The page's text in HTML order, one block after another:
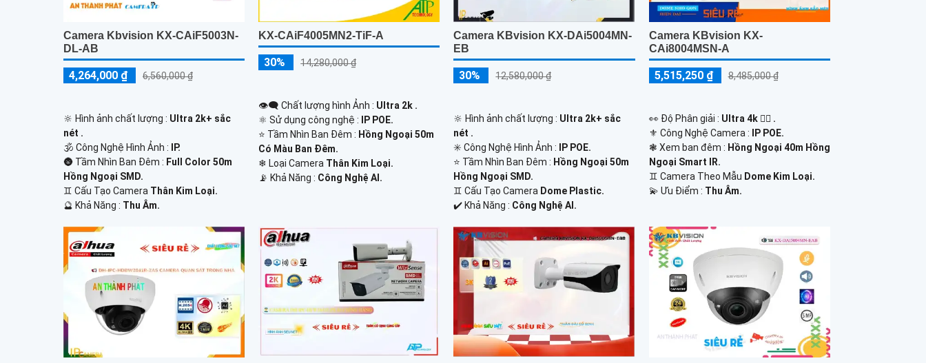
Camera Kbvision KX-CAiF5003N-
DL-AB
4,264,000 ₫ 6,560,000 ₫
🔆 Hình ảnh chất lượng : Ultra 2k+ sắc
nét .
🕉️ Công Nghệ Hình Ảnh :
IP.
🌚 Tầm Nhìn Ban Đêm : Full Color 50m
Hồng Ngoại SMD.
♊ Cấu Tạo Camera Thân Kim Loại.
️🔮 Khả Năng : Thu Âm.
KX-CAiF4005MN2-TiF-A
30% 14,280,000 ₫
👁️‍🗨 Chất lượng hình Ảnh : Ultra 2k .
⚛️ Sử dụng công nghệ :
IP POE.
⭐ Tầm Nhìn Ban Đêm : Hồng Ngoại 50m
Có Màu Ban Đêm.
❄ Loại Camera Thân Kim Loại.
️📡 Khả Năng : Công Nghệ AI.
Camera KBvision KX-DAi5004MN-
EB
30% 12,580,000 ₫
🔆 Hình ảnh chất lượng : Ultra 2k+ sắc
nét .
✳️ Công Nghệ Hình Ảnh :
IP POE.
⭐ Tầm Nhìn Ban Đêm : Hồng Ngoại 50m
Hồng Ngoại SMD.
♊ Cấu Tạo Camera Dome Plastic.
️✔️ Khả Năng : Công Nghệ AI.
Camera KBvision KX-
CAi8004MSN-A
5,515,250 ₫ 8,485,000 ₫
️👀 Độ Phân giải : Ultra 4k 👍🏾 .
⚜️ Công Nghệ Camera :
IP POE.
❃ Xem ban đêm : Hồng Ngoại 40m Hồng
Ngoại Smart IR.
♊ Camera Theo Mẫu Dome Kim Loại.
️💫 Ưu Điểm : Thu Âm.